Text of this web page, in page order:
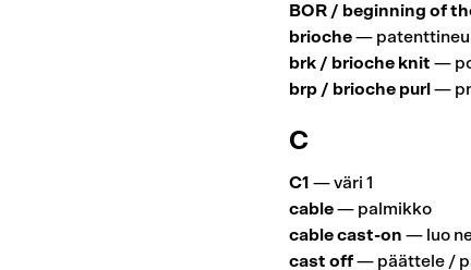
BOR / beginning of
brioche—
brk / brioche knit —
brp / brioche purl —
C
C1 — väri 1
cable— palmikko
cable cast-on — luo
cast off— päättele /